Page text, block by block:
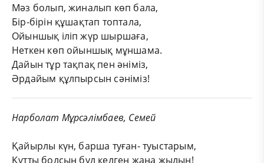
Мәз болып, жиналып көп бала,
Бір-бірін құшақтап топтала,
Ойыншық іліп жүр шыршаға,
Неткен көп ойыншық мұншама.
Дайын тұр тақпақ пен әніміз,
Әрдайым құлпырсын сәніміз!
Нарболат Мұрсәлімбаев, Семей
Қайырлы күн, барша туған- туыстарым,
Құтты болсын бұл келген жаңа жылың!